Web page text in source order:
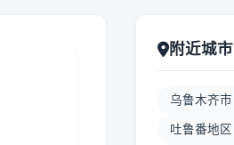
附近城市
乌鲁木齐市
吐鲁番地区